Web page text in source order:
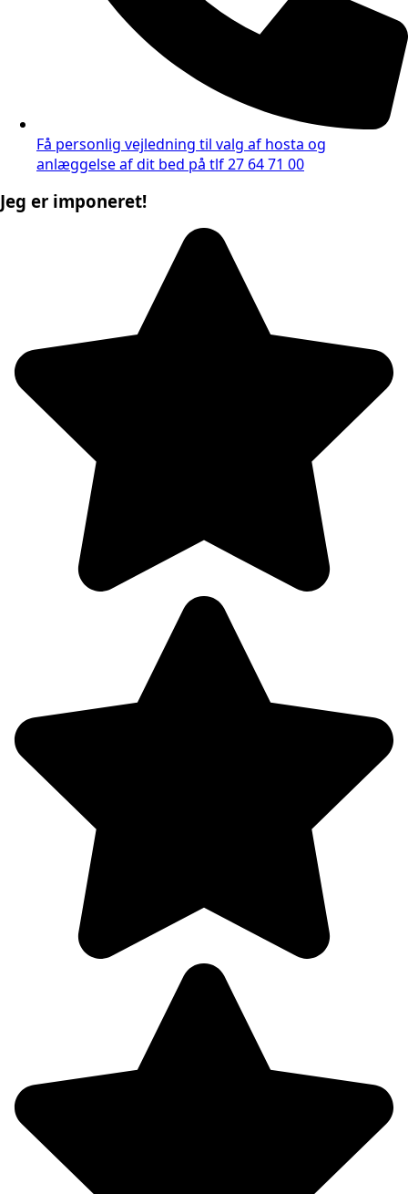
Få personlig vejledning til valg af hosta og
anlæggelse af dit bed på tlf 27 64 71 00
Jeg er imponeret!